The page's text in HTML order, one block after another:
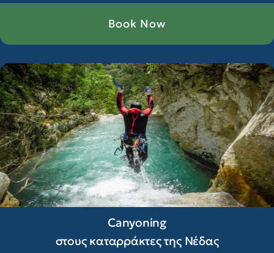
Book Now
Canyoning
στους καταρράκτες της Νέδας